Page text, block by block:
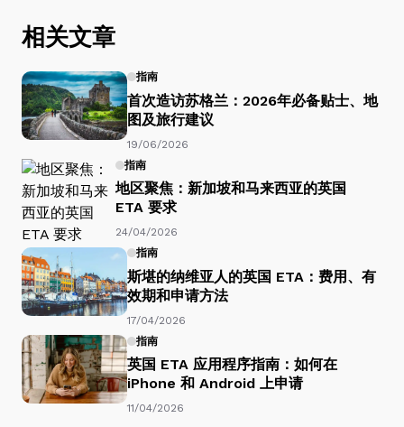
相关文章
指南
首次造访苏格兰：2026年必备贴士、地
图及旅行建议
19/06/2026
指南
地区聚焦：新加坡和马来西亚的英国
ETA 要求
24/04/2026
指南
斯堪的纳维亚人的英国 ETA：费用、有
效期和申请方法
17/04/2026
指南
英国 ETA 应用程序指南：如何在
iPhone 和 Android 上申请
11/04/2026